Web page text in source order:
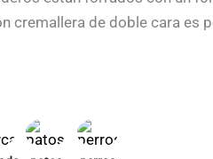
cremallera de doble cara es